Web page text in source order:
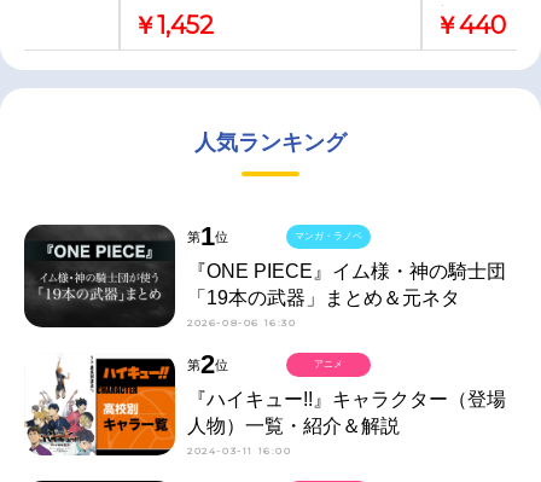
￥1,452
クス」
￥440
人気ランキング
第1位
『ONE PIECE』イム様・神の騎士団
「19本の武器」まとめ＆元ネタ
2026-08-06 16:30
マンガ・ラノベ
第2位
『ハイキュー!!』キャラクター（登場
人物）一覧・紹介＆解説
2024-03-11 16:00
アニメ